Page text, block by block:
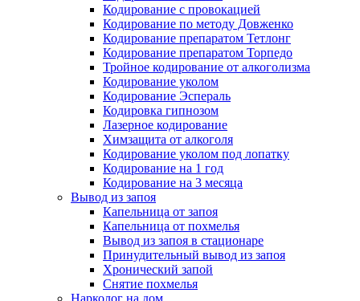
Кодирование с провокацией
Кодирование по методу Довженко
Кодирование препаратом Тетлонг
Кодирование препаратом Торпедо
Тройное кодирование от алкоголизма
Кодирование уколом
Кодирование Эспераль
Кодировка гипнозом
Лазерное кодирование
Химзащита от алкоголя
Кодирование уколом под лопатку
Кодирование на 1 год
Кодирование на 3 месяца
Вывод из запоя
Капельница от запоя
Капельница от похмелья
Вывод из запоя в стационаре
Принудительный вывод из запоя
Хронический запой
Снятие похмелья